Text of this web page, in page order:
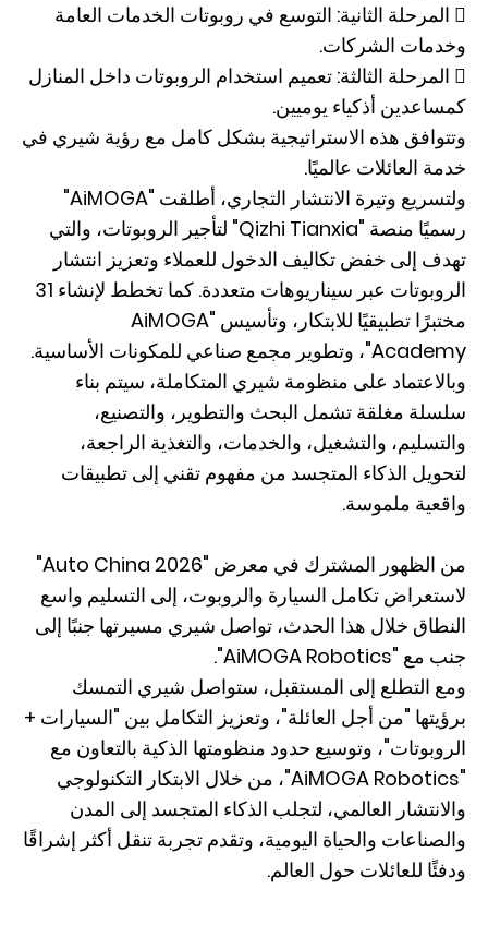
 المرحلة الثانية: التوسع في روبوتات الخدمات العامة
وخدمات الشركات.
 المرحلة الثالثة: تعميم استخدام الروبوتات داخل المنازل
كمساعدين أذكياء يوميين.
وتتوافق هذه الاستراتيجية بشكل كامل مع رؤية شيري في
خدمة العائلات عالميًا.
ولتسريع وتيرة الانتشار التجاري، أطلقت "AiMOGA"
رسميًا منصة "Qizhi Tianxia" لتأجير الروبوتات، والتي
تهدف إلى خفض تكاليف الدخول للعملاء وتعزيز انتشار
الروبوتات عبر سيناريوهات متعددة. كما تخطط لإنشاء 31
مختبرًا تطبيقيًا للابتكار، وتأسيس "AiMOGA
Academy"، وتطوير مجمع صناعي للمكونات الأساسية.
وبالاعتماد على منظومة شيري المتكاملة، سيتم بناء
سلسلة مغلقة تشمل البحث والتطوير، والتصنيع،
والتسليم، والتشغيل، والخدمات، والتغذية الراجعة،
لتحويل الذكاء المتجسد من مفهوم تقني إلى تطبيقات
واقعية ملموسة.
من الظهور المشترك في معرض "Auto China 2026"
لاستعراض تكامل السيارة والروبوت، إلى التسليم واسع
النطاق خلال هذا الحدث، تواصل شيري مسيرتها جنبًا إلى
جنب مع "AiMOGA Robotics".
ومع التطلع إلى المستقبل، ستواصل شيري التمسك
برؤيتها "من أجل العائلة"، وتعزيز التكامل بين "السيارات +
الروبوتات"، وتوسيع حدود منظومتها الذكية بالتعاون مع
"AiMOGA Robotics"، من خلال الابتكار التكنولوجي
والانتشار العالمي، لتجلب الذكاء المتجسد إلى المدن
والصناعات والحياة اليومية، وتقدم تجربة تنقل أكثر إشراقًا
ودفئًا للعائلات حول العالم.